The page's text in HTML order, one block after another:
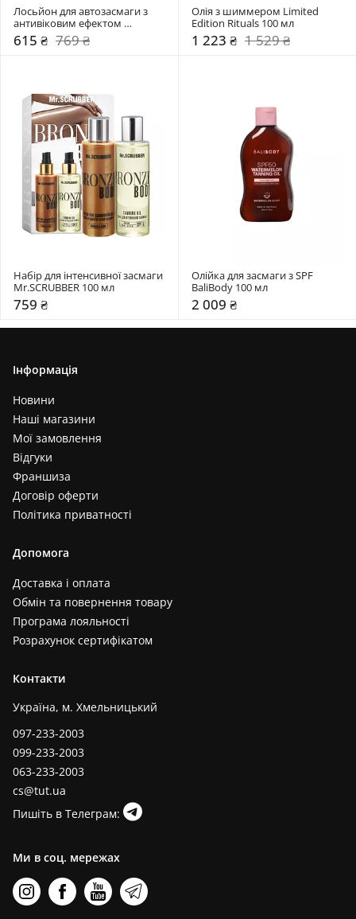
Лосьйон для автозасмаги з
антивіковим ефектом
Advanced Tinted Gradual Tan
Lotion St.Moriz
615 ₴ 769 ₴
Олія з шиммером Limited
1 223 ₴ 1 529 ₴
Набір для інтенсивної засмаги
759 ₴
Олійка для засмаги з SPF
2 009 ₴
Інформація
Новини
Наші магазини
Мої замовлення
Відгуки
Франшиза
Договір оферти
Політика приватності
Допомога
Доставка і оплата
Обмін та повернення товару
Програма лояльності
Розрахунок сертифікатом
Контакти
Україна, м. Хмельницький
097-233-2003
099-233-2003
063-233-2003
cs@tut.ua
Пишіть в Телеграм:
Ми в соц. мережах